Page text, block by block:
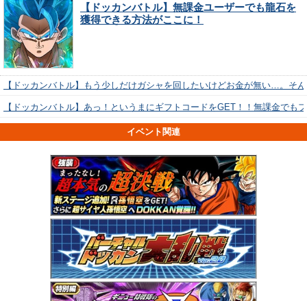
【ドッカンバトル】無課金ユーザーでも龍石を
獲得できる方法がここに！
【ドッカンバトル】もう少しだけガシャを回したいけどお金が無い…。そ
【ドッカンバトル】あっ！というまにギフトコードをGET！！無課金でも
イベント関連